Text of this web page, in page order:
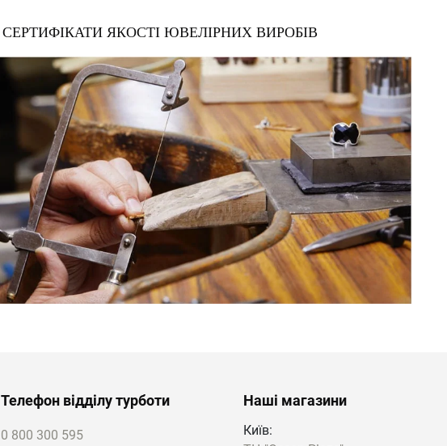
СЕРТИФІКАТИ ЯКОСТІ ЮВЕЛІРНИХ ВИРОБІВ
Телефон відділу турботи
0 800 300 595
Наші магазини
Київ: